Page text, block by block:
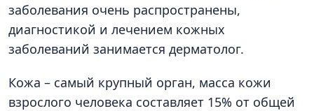
заболевания очень распространены,
диагностикой и лечением кожных
заболеваний занимается дерматолог.
Кожа – самый крупный орган, масса кожи
взрослого человека составляет 15% от общей